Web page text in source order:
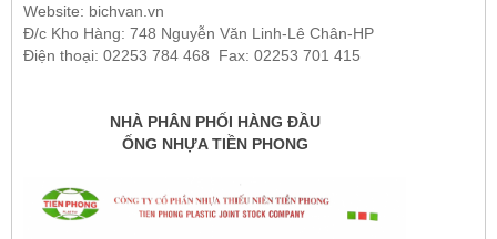
Website: bichvan.vn
Đ/c Kho Hàng: 748 Nguyễn Văn Linh-Lê Chân-HP
Điện thoại: 02253 784 468 Fax: 02253 701 415
NHÀ PHÂN PHỐI HÀNG ĐẦU
ỐNG NHỰA TIỀN PHONG